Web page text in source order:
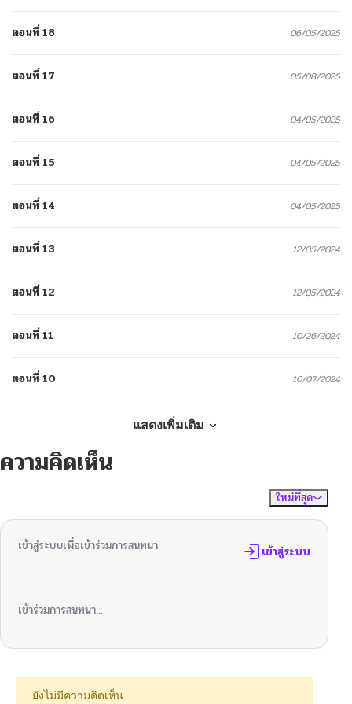
ตอนที่ 18 06/05/2025
ตอนที่ 17 05/08/2025
ตอนที่ 16 04/05/2025
ตอนที่ 15 04/05/2025
ตอนที่ 14 04/05/2025
ตอนที่ 13 12/05/2024
ตอนที่ 12 12/05/2024
ตอนที่ 11 10/26/2024
ตอนที่ 10 10/07/2024
ตอนที่ 8
10/07/2024
ตอนที่ 6 10/07/2024
10/07/2024
ตอนที่ 3 10/07/2024
แสดงเพิ่มเติม
ความคิดเห็น
ใหม่ที่สุด
เข้าสู่ระบบเพื่อเข้าร่วมการสนทนา เข้าสู่ระบบ
เข้าร่วมการสนทนา...
ยังไม่มีความคิดเห็น